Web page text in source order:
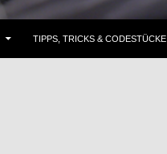
TIPPS, TRICKS & CODESTÜCKE